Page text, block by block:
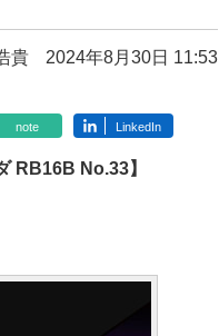
貴 2024年8月30日 11:53
note LinkedIn
RB16B No.33】